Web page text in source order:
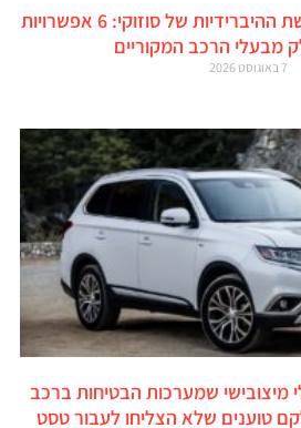
הוצג הסדר פשרה בפרשת ההיברידיות של סוזוקי: 6 אפשרויות
מבעלי הרכב המקוריים
7 באוגוסט 2026
מיצובישי שמערכות הבטיחות ברכב
טוענים שלא הצליחו לעבור טסט